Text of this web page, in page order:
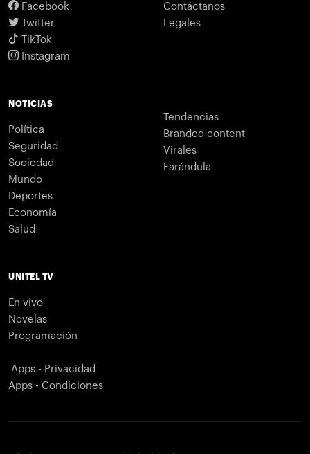
Facebook
Twitter
TikTok
Instagram
Contáctanos
Legales
NOTICIAS
Política
Seguridad
Sociedad
Mundo
Deportes
Economía
Salud
Tendencias
Branded content
Virales
Farándula
UNITEL TV
En vivo
Novelas
Programación
Apps - Privacidad
Apps - Condiciones